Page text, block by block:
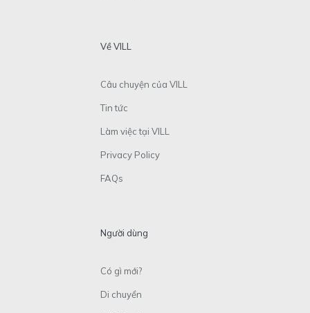
Về VILL
Câu chuyện của VILL
Tin tức
Làm việc tại VILL
Privacy Policy
FAQs
Người dùng
Có gì mới?
Di chuyển